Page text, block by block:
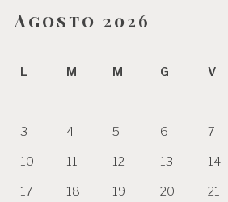
Agosto 2026
L M M G V
3 4 5 6 7
10 11 12 13 14
17 18 19 20 21